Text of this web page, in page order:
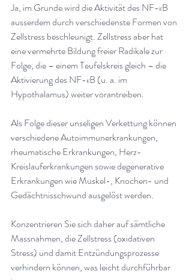
Ja, im Grunde wird die Aktivität des NF-κB
ausserdem durch verschiedenste Formen von
Zellstress beschleunigt. Zellstress aber hat
eine vermehrte Bildung freier Radikale zur
Folge, die – einem Teufelskreis gleich – die
Aktivierung des NF-κB (u. a. im
Hypothalamus) weiter vorantreiben.
Als Folge dieser unseligen Verkettung können
verschiedene Autoimmunerkrankungen,
rheumatische Erkrankungen, Herz-
Kreislauferkrankungen sowie degenerative
Erkrankungen wie Muskel-, Knochen- und
Gedächtnisschwund ausgelöst werden.
Konzentrieren Sie sich daher auf sämtliche
Massnahmen, die Zellstress (oxidativen
Stress) und damit Entzündungsprozesse
verhindern können, was leicht durchführbar